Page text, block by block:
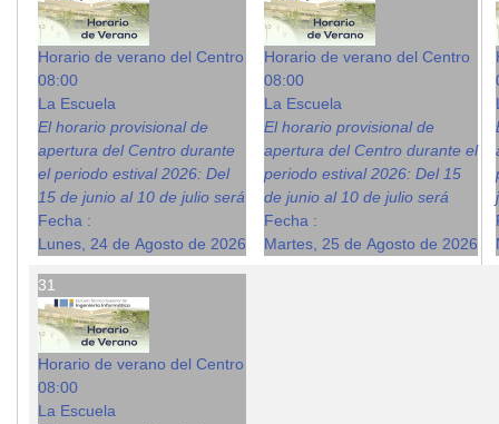
Horario de verano del Centro
08:00
La Escuela
El horario provisional de
apertura del Centro durante
el periodo estival 2026: Del
15 de junio al 10 de julio será
Fecha :
Lunes, 24 de Agosto de 2026
Horario de verano del Centro
08:00
La Escuela
El horario provisional de
apertura del Centro durante el
periodo estival 2026: Del 15
de junio al 10 de julio será
Fecha :
Martes, 25 de Agosto de 2026
31
Horario de verano del Centro
08:00
La Escuela